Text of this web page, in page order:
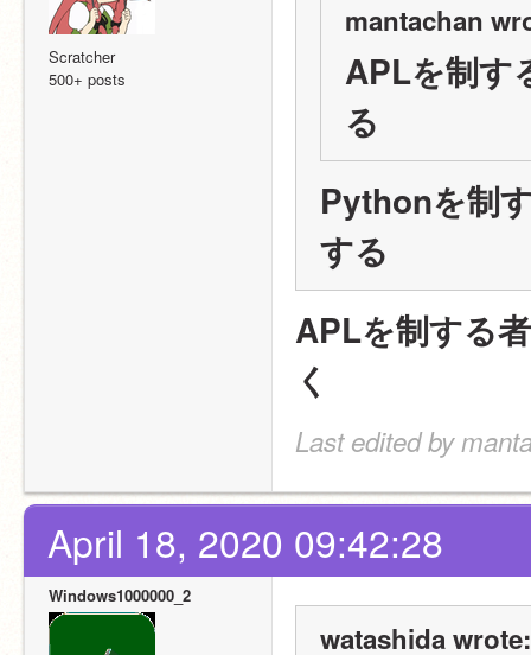
Scratcher
500+ posts
mantachan
APLを制す
る
Pythonを制
する
APLを制する
く
Last edited by
April 18, 2020 09:42:28
Windows1000000_2
watashida wrote: